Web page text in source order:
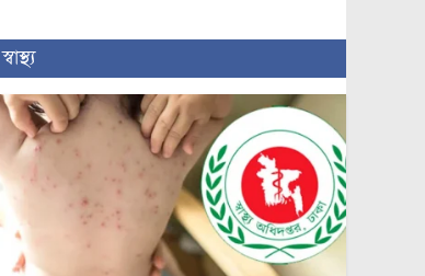
স্বাস্থ্য